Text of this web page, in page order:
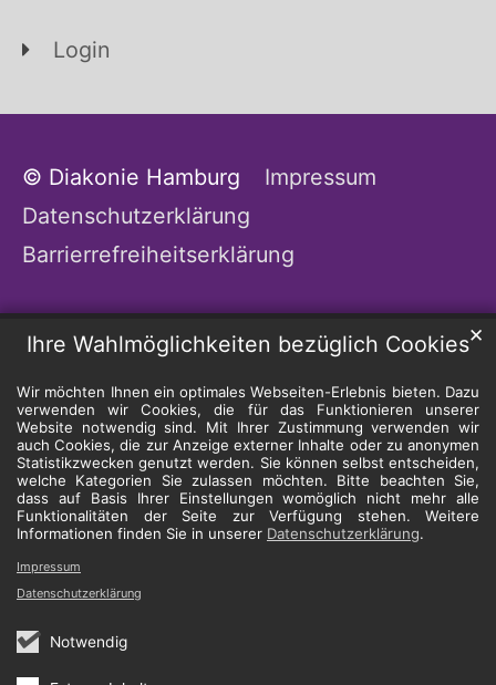
Ihre Wahlmöglichkeiten bezüglich Cookies
Wir möchten Ihnen ein optimales Webseiten-Erlebnis bieten. Dazu
verwenden wir Cookies, die für das Funktionieren unserer
Website notwendig sind. Mit Ihrer Zustimmung verwenden wir
auch Cookies, die zur Anzeige externer Inhalte oder zu anonymen
Statistikzwecken genutzt werden. Sie können selbst entscheiden,
welche Kategorien Sie zulassen möchten. Bitte beachten Sie,
dass auf Basis Ihrer Einstellungen womöglich nicht mehr alle
Funktionalitäten der Seite zur Verfügung stehen. Weitere
Informationen finden Sie in unserer Datenschutzerklärung.
Notwendig
✕
Impressum
Datenschutzerklärung
Login
© Diakonie Hamburg
Impressum
Datenschutzerklärung
Barrierrefreiheitserklärung